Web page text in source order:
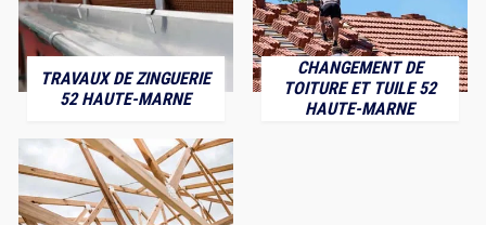
TRAVAUX DE ZINGUERIE
52 HAUTE-MARNE
CHANGEMENT DE
TOITURE ET TUILE 52
HAUTE-MARNE